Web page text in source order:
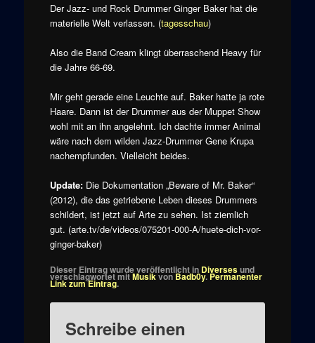
Der Jazz- und Rock Drummer Ginger Baker hat die
materielle Welt verlassen. (tagesschau)
Also die Band Cream klingt überraschend Heavy für
die Jahre 66-69.
Mir geht gerade eine Leuchte auf. Baker hatte ja rote
Haare. Dann ist der Drummer aus der Muppet Show
wohl mit an ihn angelehnt. Ich dachte immer Animal
wäre nach dem wilden Jazz-Drummer Gene Krupa
nachempfunden. Vielleicht beides.
Update:Die Dokumentation „Beware of Mr. Baker“
(2012), die das getriebene Leben dieses Drummers
schildert, ist jetzt auf Arte zu sehen. Ist ziemlich
gut. (arte.tv/de/videos/075201-000-A/huete-dich-vor-
ginger-baker)
Dieser Eintrag wurde veröffentlicht in Diversesund
verschlagwortet mitMusikvonBadb0y.Permanenter
Link zum Eintrag.
Schreibe einen